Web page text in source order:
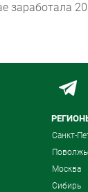
заработала
Санкт-
Москва
Сибирь